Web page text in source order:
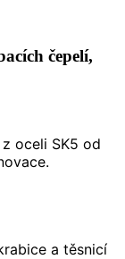
čepelí,
oceli SK5 od
a těsnicí